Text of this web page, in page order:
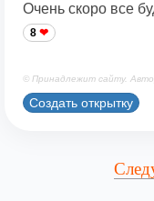
Очень скоро все
8
© Принадлежит сайту.
Создать открытку